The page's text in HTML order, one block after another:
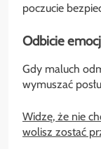
poczucie
Odbicie
Gdy maluch
wymuszać
Widzę, że nie
wolisz zostać